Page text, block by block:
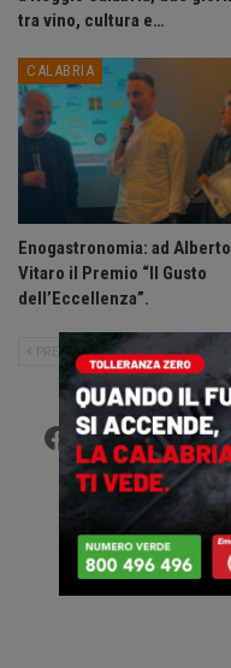
tra vino, cultura e…
CALABRIA
Enogastronomia: ad Alberto
Vitaro il Premio “Il Gusto
dell’Eccellenza”.
PRECEDENTE SUCCESSIVO
Facebook
Twitter